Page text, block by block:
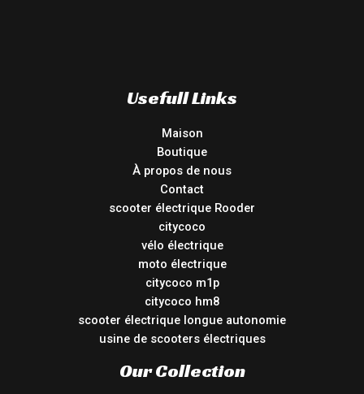
Usefull Links
Maison
Boutique
À propos de nous
Contact
scooter électrique Rooder
citycoco
vélo électrique
moto électrique
citycoco m1p
citycoco hm8
scooter électrique longue autonomie
usine de scooters électriques
Our Collection